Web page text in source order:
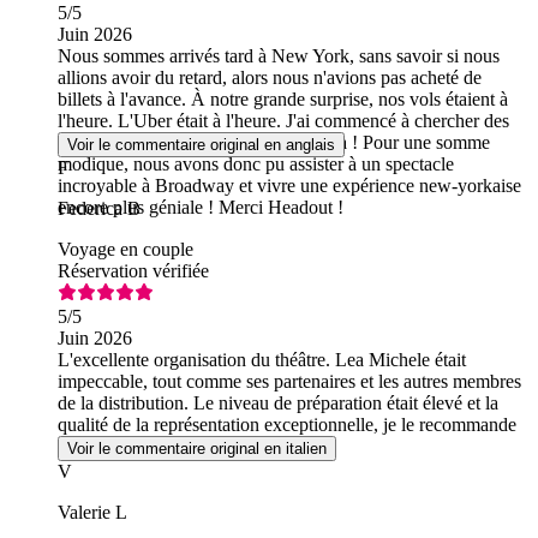
5/5
Juin 2026
Nous sommes arrivés tard à New York, sans savoir si nous
allions avoir du retard, alors nous n'avions pas acheté de
billets à l'avance. À notre grande surprise, nos vols étaient à
l'heure. L'Uber était à l'heure. J'ai commencé à chercher des
billets pour Chess et, hop, ils étaient là ! Pour une somme
modique, nous avons donc pu assister à un spectacle
incroyable à Broadway et vivre une expérience new-yorkaise
encore plus géniale ! Merci Headout !
Voir le commentaire original en anglais
F
Federica B
Voyage en couple
Réservation vérifiée
5/5
Juin 2026
L'excellente organisation du théâtre. Lea Michele était
impeccable, tout comme ses partenaires et les autres membres
de la distribution. Le niveau de préparation était élevé et la
qualité de la représentation exceptionnelle, je le recommande
vivement.
Voir le commentaire original en italien
V
Valerie L